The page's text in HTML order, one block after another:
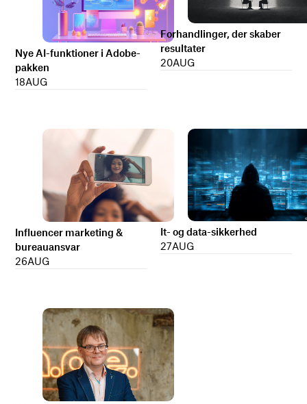
Nye AI-funktioner i Adobe-
pakken
18AUG
Forhandlinger, der skaber
resultater
20AUG
Influencer marketing &
bureauansvar
26AUG
It- og data-sikkerhed
27AUG